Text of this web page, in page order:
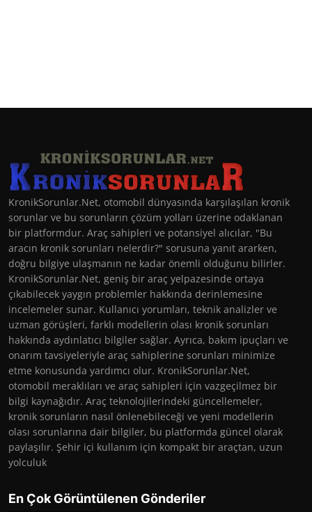
KronikSorunlar.Net, otomobil dünyasında karşılaşılan kronik
sorunlar ve bu sorunların çözüm yolları üzerine odaklanan
bir platformdur. Araç sahipleri ve potansiyel alıcılar, "Bu
aracın kronik sorunları nelerdir?" sorusuna yanıt ararken,
doğru bilgiye ulaşmanın ne kadar önemli olduğunu bilirler.
KronikSorunlar.Net, geniş bir araç yelpazesinde ortaya
çıkabilecek yaygın problemler hakkında derinlemesine
incelemeler sunar. Kullanıcı yorumları, teknik analizler ve
uzman görüşleri, farklı modellerin olası kronik sorunları
hakkında aydınlatıcı bilgiler sağlar. Ayrıca, bakım ipuçları ve
onarım tavsiyeleriyle araç sahiplerine sorunları minimize
etme konusunda yardımcı olur. KronikSorunlar.Net,
otomobil meraklıları ve araç sahipleri için vazgeçilmez bir
bilgi kaynağıdır. Araç teknolojilerindeki güncellemeler,
kronik sorunların nasıl önlenebileceği ve yeni modellerin
olası sorunlarına dair bilgiler, bu platformda güncel olarak
paylaşılır. Şehir içi kullanım için kompakt bir araçtan, uzun
yolculuk
En Çok Görüntülenen Gönderiler